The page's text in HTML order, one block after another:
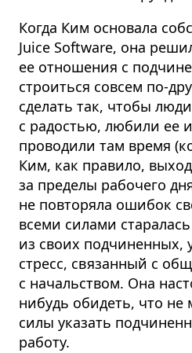
Когда Ким основала
Juice Software, она
ее отношения с
строиться совсем по-
сделать так, чтобы
с радостью, любили ее
проводили там время
Ким, как правило,
за пределы рабочего
не повторяла ошибок
всеми силами
из своих подчиненных,
стресс, связанный с
с начальством. Она
нибудь обидеть, что не
силы указать
работу.